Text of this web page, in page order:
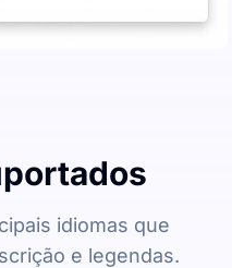
idiomas que
e legendas.